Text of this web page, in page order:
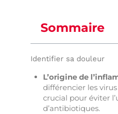
Sommaire
Identifier sa douleur
L’origine de
différencier les
crucial pour éviter
d’antibiotiques.